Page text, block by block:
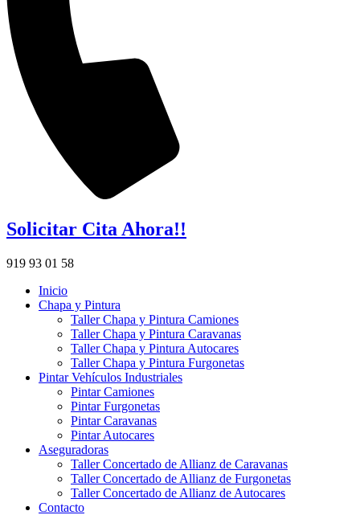
Solicitar Cita Ahora!!
919 93 01 58
Inicio
Chapa y Pintura
Taller Chapa y Pintura Camiones
Taller Chapa y Pintura Caravanas
Taller Chapa y Pintura Autocares
Taller Chapa y Pintura Furgonetas
Pintar Vehículos Industriales
Pintar Camiones
Pintar Furgonetas
Pintar Caravanas
Pintar Autocares
Aseguradoras
Taller Concertado de Allianz de Caravanas
Taller Concertado de Allianz de Furgonetas
Taller Concertado de Allianz de Autocares
Contacto